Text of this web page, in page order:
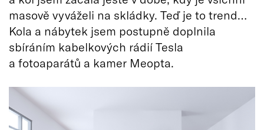
masově vyváželi na skládky. Teď je to trend…
Kola a nábytek jsem postupně doplnila
sbíráním kabelkových rádií Tesla
a fotoaparátů a kamer Meopta.